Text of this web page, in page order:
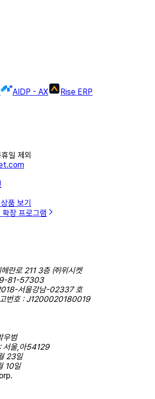
AIDP - AX Rise ERP
일 제외
품 보기
확장 프로그램
란로 211 3층 ㈜위시켓
81-57303
서울강남-02337 호
고번호 : J1200020180019
우범
서울,아54129
23일
10일